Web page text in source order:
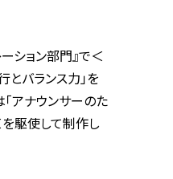
ション部門』で＜
バランス力」を
アナウンサーのた
を駆使して制作し